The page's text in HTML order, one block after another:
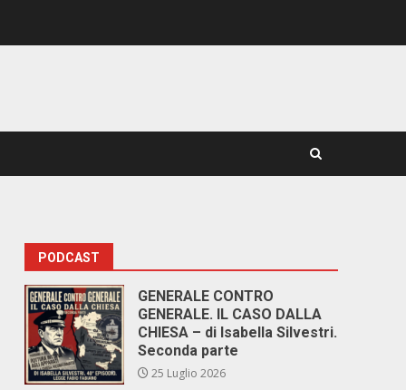
PODCAST
GENERALE CONTRO
GENERALE. IL CASO DALLA
CHIESA – di Isabella Silvestri.
Seconda parte
25 Luglio 2026